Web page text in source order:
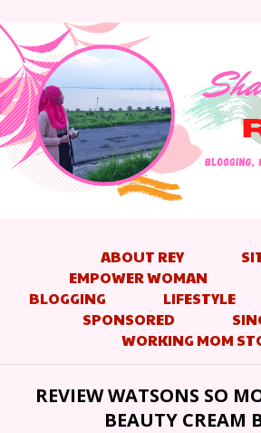
ABOUT REY
EMPOWER WOMAN
BLOGGING
LIFESTYLE
SPONSORED
WORKING MOM
REVIEW WATSONS SO
BEAUTY CREAM